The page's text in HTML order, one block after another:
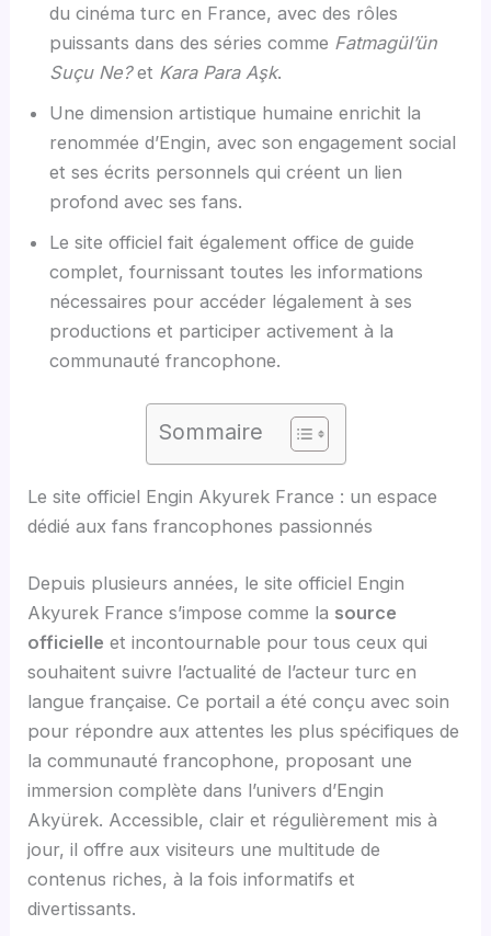
du cinéma turc en France, avec des rôles
puissants dans des séries comme Fatmagül’ün
Suçu Ne?et Kara Para Aşk.
Une dimension artistique humaine enrichit la
renommée d’Engin, avec son engagement social
et ses écrits personnels qui créent un lien
profond avec ses fans.
Le site officiel fait également office de guide
complet, fournissant toutes les informations
nécessaires pour accéder légalement à ses
productions et participer activement à la
communauté francophone.
Sommaire
Le site officiel Engin Akyurek France : un espace
dédié aux fans francophones passionnés
Depuis plusieurs années, le site officiel Engin
Akyurek France s’impose comme la source
officielle et incontournable pour tous ceux qui
souhaitent suivre l’actualité de l’acteur turc en
langue française. Ce portail a été conçu avec soin
pour répondre aux attentes les plus spécifiques de
la communauté francophone, proposant une
immersion complète dans l’univers d’Engin
Akyürek. Accessible, clair et régulièrement mis à
jour, il offre aux visiteurs une multitude de
contenus riches, à la fois informatifs et
divertissants.